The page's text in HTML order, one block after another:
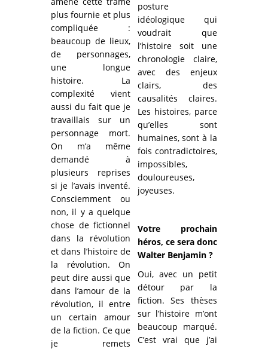
plus fournie et plus
compliquée :
beaucoup de lieux,
de personnages,
une longue
histoire. La
complexité vient
aussi du fait que je
travaillais sur un
personnage mort.
On m’a même
demandé à
plusieurs reprises
si je l’avais inventé.
Consciemment ou
non, il y a quelque
chose de fictionnel
dans la révolution
et dans l’histoire de
la révolution. On
peut dire aussi que
dans l’amour de la
révolution, il entre
un certain amour
de la fiction. Ce que
je remets
posture
idéologique qui
voudrait que
l’histoire soit une
chronologie claire,
avec des enjeux
clairs, des
causalités claires.
Les histoires, parce
qu’elles sont
humaines, sont à la
fois contradictoires,
impossibles,
douloureuses,
joyeuses.
Votre prochain
héros, ce sera donc
Walter Benjamin ?
Oui, avec un petit
détour par la
fiction. Ses thèses
sur l’histoire m’ont
beaucoup marqué.
C’est vrai que j’ai